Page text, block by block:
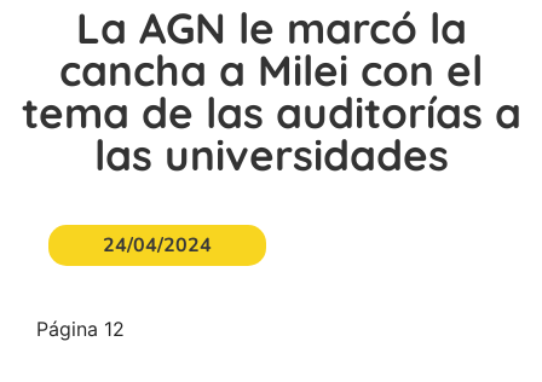
La AGN le marcó la
cancha a Milei con el
tema de las auditorías a
las universidades
24/04/2024
Página 12